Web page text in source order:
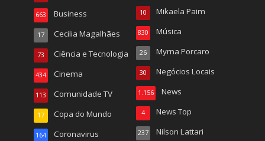
Business
663
Cecilia Magalhães
17
Ciência e Tecnologia
73
Cinema
434
Comunidade TV
113
Copa do Mundo
17
Coronavirus
164
Mikaela Paim
10
Música
830
Myrna Porcaro
26
Negócios Locais
30
News
1.156
News Top
4
Nilson Lattari
237